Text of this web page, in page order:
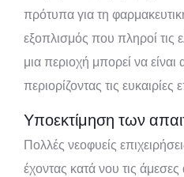
πρότυπα για τη
εξοπλισμός που πληροί τις
μια περιοχή μπορεί να
περιορίζοντας τις ευκαιρίες
Υποεκτίμηση των
Πολλές νεοφυείς
έχοντας κατά νου τις